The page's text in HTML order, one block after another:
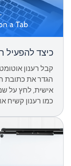
כיצד להפעיל
קבל רענון
הגדר את כתובת
אישית, לחץ על
כמו רענון קשיח